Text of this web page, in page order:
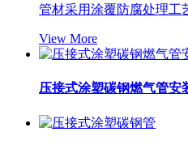
管材采用涂覆防腐处理工
View More
压接式涂塑碳钢燃气管安